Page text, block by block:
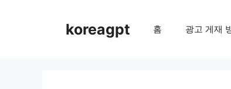
koreagpt 홈 광고 게재